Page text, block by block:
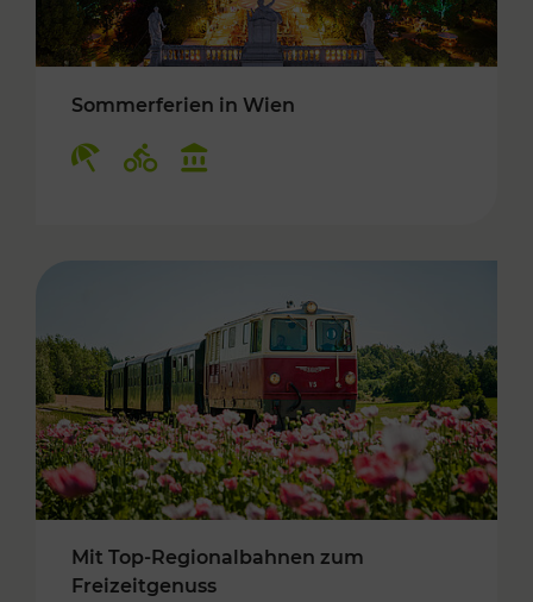
Sommerferien in Wien
Mit Top-Regionalbahnen zum
Freizeitgenuss